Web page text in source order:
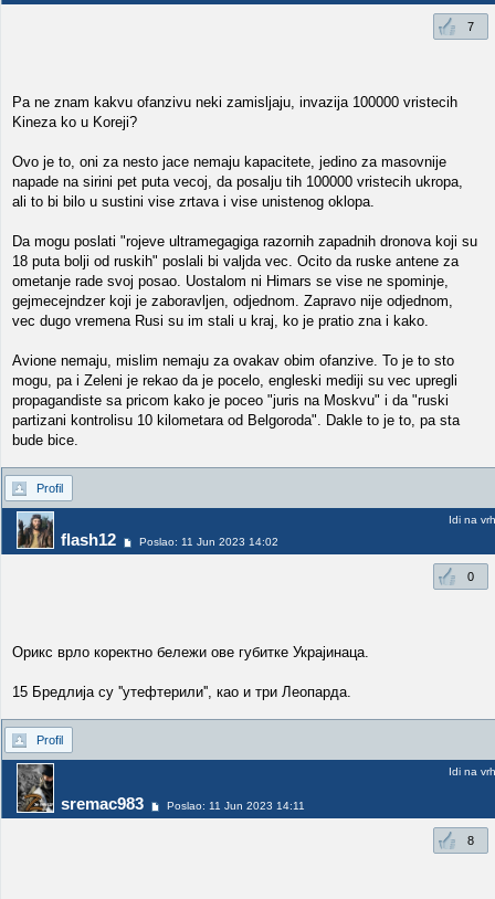
7
Pa ne znam kakvu ofanzivu neki zamisljaju, invazija 100000 vristecih
Kineza ko u Koreji?
Ovo je to, oni za nesto jace nemaju kapacitete, jedino za masovnije
napade na sirini pet puta vecoj, da posalju tih 100000 vristecih ukropa,
ali to bi bilo u sustini vise zrtava i vise unistenog oklopa.
Da mogu poslati "rojeve ultramegagiga razornih zapadnih dronova koji su
18 puta bolji od ruskih" poslali bi valjda vec. Ocito da ruske antene za
ometanje rade svoj posao. Uostalom ni Himars se vise ne spominje,
gejmecejndzer koji je zaboravljen, odjednom. Zapravo nije odjednom,
vec dugo vremena Rusi su im stali u kraj, ko je pratio zna i kako.
Avione nemaju, mislim nemaju za ovakav obim ofanzive. To je to sto
mogu, pa i Zeleni je rekao da je pocelo, engleski mediji su vec upregli
propagandiste sa pricom kako je poceo "juris na Moskvu" i da "ruski
partizani kontrolisu 10 kilometara od Belgoroda". Dakle to je to, pa sta
bude bice.
Profil
flash12 Poslao: 11 Jun 2023 14:02
Idi na vrh
0
Орикс врло коректно бележи ове губитке Украјинаца.
15 Бредлија су ''утефтерили'', као и три Леопарда.
Profil
sremac983 Poslao: 11 Jun 2023 14:11
Idi na vrh
8